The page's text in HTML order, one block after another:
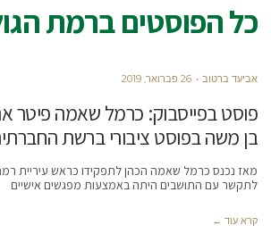
כל הפוסטים ברמת
אביעד ברטוב 26 פברואר, 2019
פוסט בפייסבוק: כרמל שאמה פיטר
בן משה בפוסט ציבורי ברשת
מאז נכנס כרמל שאמה הכהן לתפקידו כראש עיריית
לתקשר עם התושבים היתה באמצעות מפגשים אישיים
קרא עוד ←